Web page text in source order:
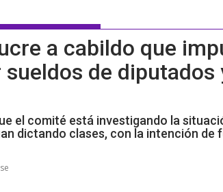
a cabildo que
de diputados
el comité está investigando la
dictando clases, con la intención de